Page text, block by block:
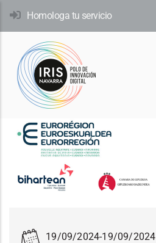
Pasar
contenido
principal
Homologa tu servicio
19/09/2024-19/09/2024